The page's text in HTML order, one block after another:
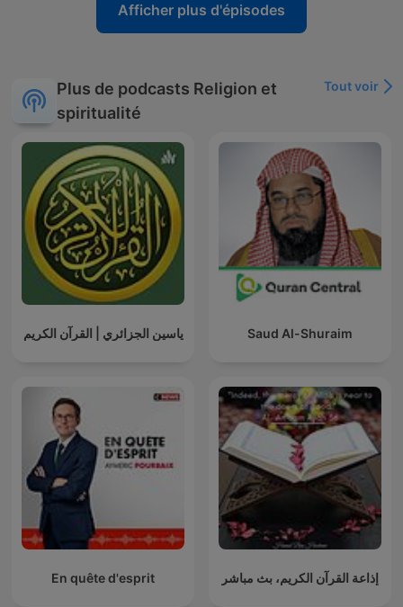
Afficher plus d'épisodes
Plus de podcasts Religion et
spiritualité
Tout voir
ياسين الجزائري | القرآن الكريم Saud Al-Shuraim
En quête d'esprit إذاعة القرآن الكريم، بث مباشر